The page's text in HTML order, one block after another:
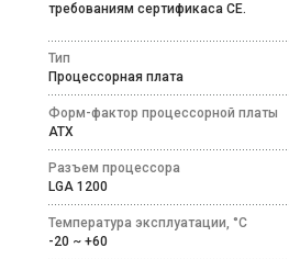
требованиям сертификаса CE.
Тип
Процессорная плата
Форм-фактор процессорной платы
ATX
Разъем процессора
LGA 1200
Температура эксплуатации, °C
-20 ~ +60